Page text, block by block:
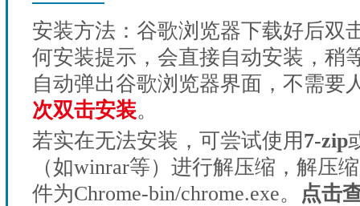
安装方法：谷歌浏览器下载好后双
何安装提示，会直接自动安装，稍
自动弹出谷歌浏览器界面，不需要
次双击安装。
若实在无法安装，可尝试使用7-zip
（如winrar等）进行解压缩，解压
件为Chrome-bin/chrome.exe。
点击